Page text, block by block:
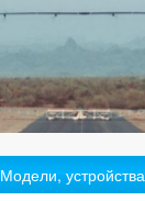
Модели, устройства